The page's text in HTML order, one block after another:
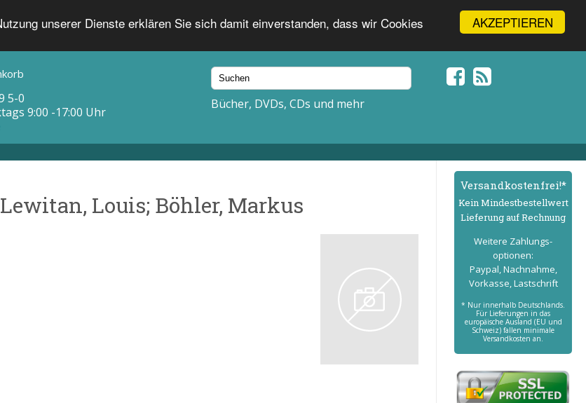
AKZEPTIEREN
unserer Dienste erklären Sie sich damit einverstanden, dass wir Cookies
5-0
9:00 -17:00 Uhr
Bücher, DVDs, CDs und mehr
Louis; Böhler, Markus
Versand­kostenfrei!*
Kein Mindest­bestell­wert
Lieferung auf Rechnung
Weitere Zahlungs­
optionen:
Paypal, Nachnahme,
Vorkasse, Lastschrift
* Nur innerhalb Deutschlands.
Für Lieferungen in das
europäische Ausland (EU und
Schweiz) fallen minimale
Versandkosten an.